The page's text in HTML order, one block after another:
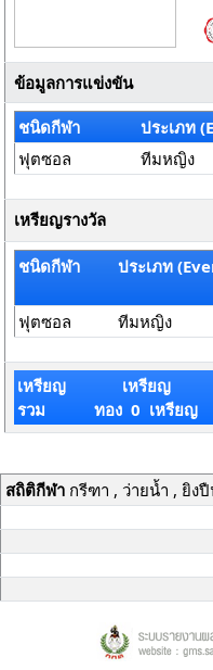
ข้อมูลการแข่งขัน
ชนิดกีฬา
ประเภท
ฟุตซอล
ทีมหญิง
เหรียญรางวัล
ชนิดกีฬา ประเภท
ฟุตซอล ทีมหญิง
เหรียญ
รวม
เหรียญ
ทอง 0 เหรียญ
สถิติกีฬากรีฑา , ว่ายน้ำ , ยิง